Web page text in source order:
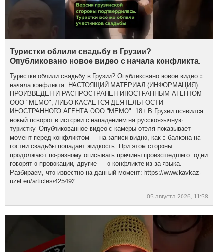
Туристки облили свадьбу в Грузии?
Опубликовано новое видео с начала конфликта.
Туристки облили свадьбу в Грузии? Опубликовано новое видео с
начала конфликта. НАСТОЯЩИЙ МАТЕРИАЛ (ИНФОРМАЦИЯ)
ПРОИЗВЕДЕН И РАСПРОСТРАНЕН ИНОСТРАННЫМ АГЕНТОМ
ООО "МЕМО", ЛИБО КАСАЕТСЯ ДЕЯТЕЛЬНОСТИ
ИНОСТРАННОГО АГЕНТА ООО "МЕМО". 18+ В Грузии появился
новый поворот в истории с нападением на русскоязычную
туристку. Опубликованное видео с камеры отеля показывает
момент перед конфликтом — на записи видно, как с балкона на
гостей свадьбы попадает жидкость. При этом стороны
продолжают по-разному описывать причины произошедшего: одни
говорят о провокации, другие — о конфликте из-за языка.
Разбираем, что известно на данный момент: https://www.kavkaz-
uzel.eu/articles/425492
05 августа 2026, 11:58